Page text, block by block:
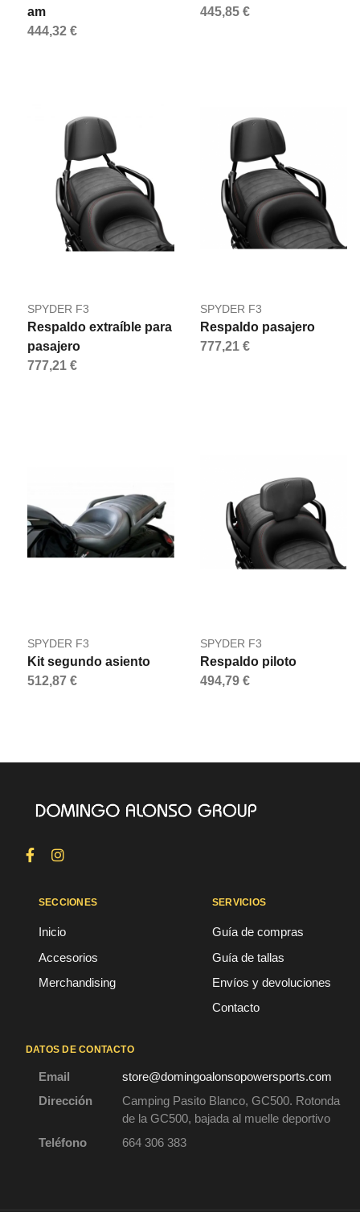
am
444,32 €
445,85 €
SPYDER F3
Respaldo extraíble para
pasajero
777,21 €
SPYDER F3
Respaldo pasajero
777,21 €
SPYDER F3
Kit segundo asiento
512,87 €
SPYDER F3
Respaldo piloto
494,79 €
SECCIONES
Inicio
Accesorios
Merchandising
SERVICIOS
Guía de compras
Guía de tallas
Envíos y devoluciones
Contacto
DATOS DE CONTACTO
Email
store@domingoalonsopowersports.com
Dirección
Camping Pasito Blanco, GC500. Rotonda
de la GC500, bajada al muelle deportivo
Teléfono
664 306 383